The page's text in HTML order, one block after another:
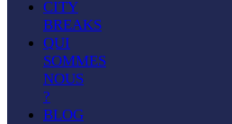
CITY
BREAKS
QUI
SOMMES
NOUS
?
BLOG